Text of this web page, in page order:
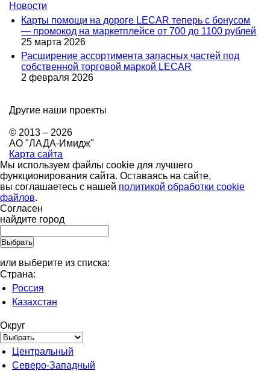
Новости
Карты помощи на дороге LECAR теперь с бонусом
— промокод на маркетплейсе от 700 до 1100 рублей
25 марта 2026
Расширение ассортимента запасных частей под
собственной торговой маркой LECAR
2 февраля 2026
Другие наши проекты
© 2013 – 2026
АО "ЛАДА-Имидж"
Карта сайта
Мы используем файлы cookie для лучшего
функционирования сайта. Оставаясь на сайте,
вы соглашаетесь с нашей политикой обработки cookie
файлов.
Согласен
найдите город
или выберите из списка:
Страна:
Россия
Казахстан
Округ
Центральный
Северо-Западный